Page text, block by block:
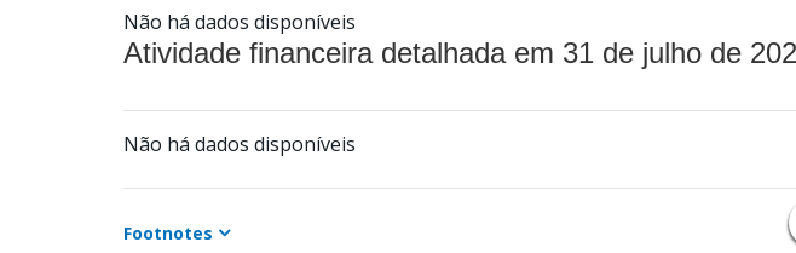
Não há dados disponíveis
Atividade financeira detalhada em 31 de julho de
Não há dados disponíveis
Footnotes